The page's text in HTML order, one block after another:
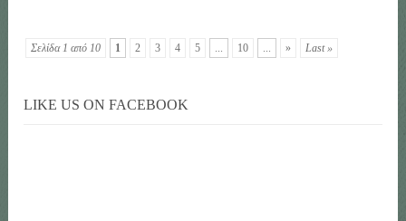
Σελίδα 1 από 10 1 2 3 4 5 ... 10 ... » Last »
LIKE US ON FACEBOOK